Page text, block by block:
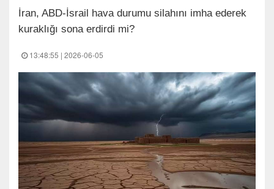
İran, ABD-İsrail hava durumu silahını imha ederek
kuraklığı sona erdirdi mi?
13:48:55 | 2026-06-05